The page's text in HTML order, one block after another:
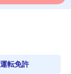
運転免許